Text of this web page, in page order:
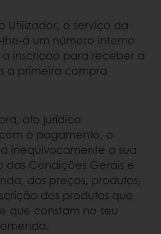
Utilizador, o serviço da
á um número interno
inscrição para receber a
a primeira compra
ato jurídico
o pagamento, o
inequivocamente a sua
Condições Gerais e
dos preços, produtos,
dos produtos que
que constam no seu